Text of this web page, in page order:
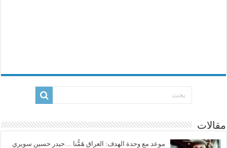
مقالات
موعد مع وحدة الهدف: العراق هَمُّنا …حيدر حسين سويري